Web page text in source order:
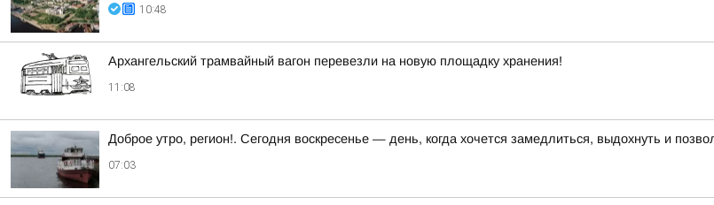
10:48
Архангельский трамвайный вагон перевезли на новую площадку хранения!
11:08
Доброе утро, регион!. Сегодня воскресенье — день, когда хочется замедлиться, выдохнуть и
07:03